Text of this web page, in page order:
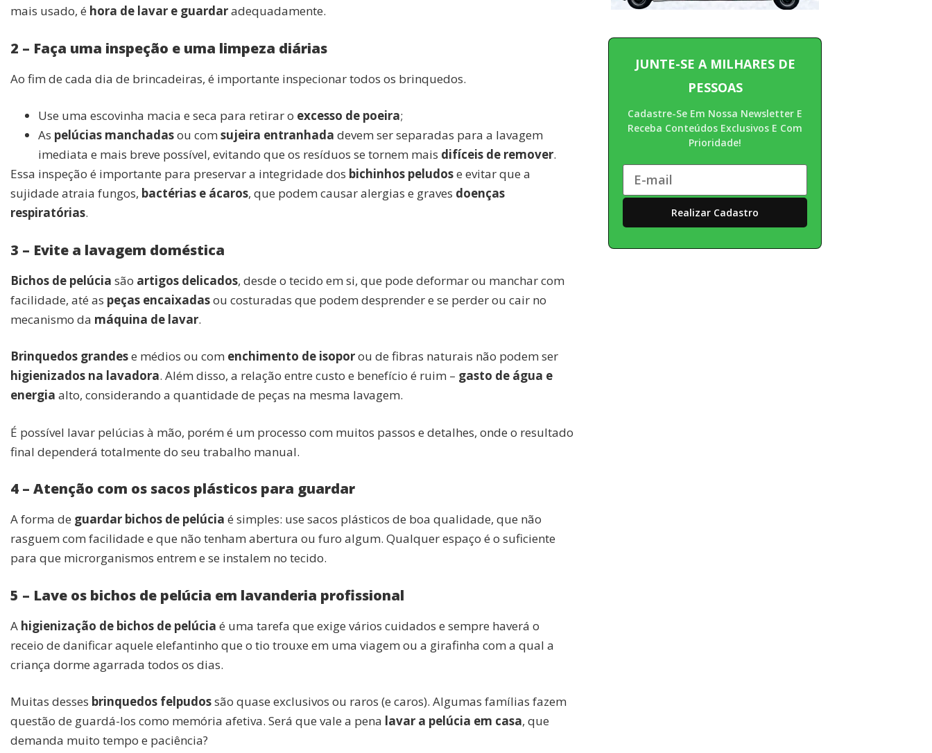
mais usado, é hora de lavar e guardaradequadamente.
2 – Faça uma inspeção e uma limpeza diárias
Ao fim de cada dia de brincadeiras, é importante inspecionar todos os brinquedos.
Use uma escovinha macia e seca para retirar o excesso de poeira;
As pelúcias manchadasou com sujeira entranhada devem ser separadas para a lavagem
imediata e mais breve possível, evitando que os resíduos se tornem mais difíceis de remover.
Essa inspeção é importante para preservar a integridade dos bichinhos peludose evitar que a
sujidade atraia fungos, bactérias e ácaros, que podem causar alergias e graves doenças
respiratórias.
3 – Evite a lavagem doméstica
Bichos de pelúcia são artigos delicados, desde o tecido em si, que pode deformar ou manchar com
facilidade, até as peças encaixadasou costuradas que podem desprender e se perder ou cair no
mecanismo da máquina de lavar.
Brinquedos grandese médios ou com enchimento de isoporou de fibras naturais não podem ser
higienizados na lavadora. Além disso, a relação entre custo e benefício é ruim – gasto de água e
energia alto, considerando a quantidade de peças na mesma lavagem.
É possível lavar pelúcias à mão, porém é um processo com muitos passos e detalhes, onde o resultado
final dependerá totalmente do seu trabalho manual.
4 – Atenção com os sacos plásticos para guardar
A forma de guardar bichos de pelúcia é simples: use sacos plásticos de boa qualidade, que não
rasguem com facilidade e que não tenham abertura ou furo algum. Qualquer espaço é o suficiente
para que microrganismos entrem e se instalem no tecido.
5 – Lave os bichos de pelúcia em lavanderia profissional
A higienização de bichos de pelúcia é uma tarefa que exige vários cuidados e sempre haverá o
receio de danificar aquele elefantinho que o tio trouxe em uma viagem ou a girafinha com a qual a
criança dorme agarrada todos os dias.
Muitas desses brinquedos felpudossão quase exclusivos ou raros (e caros). Algumas famílias fazem
questão de guardá-los como memória afetiva. Será que vale a pena lavar a pelúcia em casa, que
demanda muito tempo e paciência?
JUNTE-SE A MILHARES DE
PESSOAS
Cadastre-Se Em Nossa Newsletter E
Receba Conteúdos Exclusivos E Com
Prioridade!